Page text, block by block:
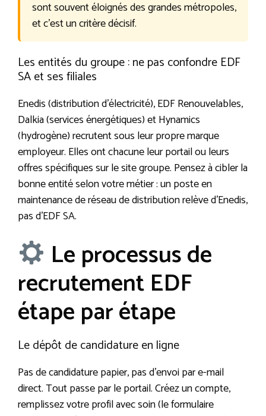
sont souvent éloignés des grandes métropoles,
et c’est un critère décisif.
Les entités du groupe : ne pas confondre EDF
SA et ses filiales
Enedis (distribution d’électricité), EDF Renouvelables,
Dalkia (services énergétiques) et Hynamics
(hydrogène) recrutent sous leur propre marque
employeur. Elles ont chacune leur portail ou leurs
offres spécifiques sur le site groupe. Pensez à cibler la
bonne entité selon votre métier : un poste en
maintenance de réseau de distribution relève d’Enedis,
pas d’EDF SA.
Le processus de
recrutement EDF
étape par étape
Le dépôt de candidature en ligne
Pas de candidature papier, pas d’envoi par e-mail
direct. Tout passe par le portail. Créez un compte,
remplissez votre profil avec soin (le formulaire